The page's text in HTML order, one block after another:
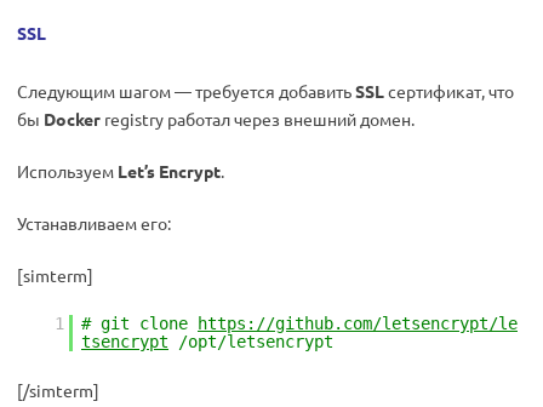
SSL
Следующим шагом — требуется добавитьSSLсертификат, что
бы Docker registry работал через внешний домен.
Используем Let’s Encrypt.
Устанавливаем его:
[simterm]
1 # git clone
https://github.com/letsencrypt/le
tsencrypt /opt/letsencrypt
[/simterm]